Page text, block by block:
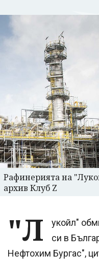
Рафинерията на
архив Клуб Z
"Л
укойл"
си в
Нефтохим Бургас",